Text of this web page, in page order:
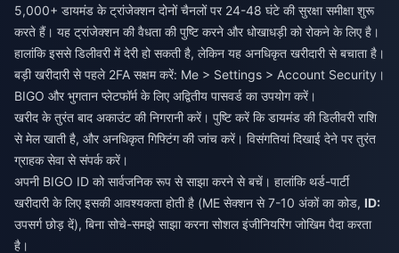
5,000+ डायमंड के ट्रांजेक्शन दोनों चैनलों पर 24-48 घंटे की सुरक्षा समीक्षा शुरू
करते हैं। यह ट्रांजेक्शन की वैधता की पुष्टि करने और धोखाधड़ी को रोकने के लिए है।
हालांकि इससे डिलीवरी में देरी हो सकती है, लेकिन यह अनधिकृत खरीदारी से बचाता है।
बड़ी खरीदारी से पहले 2FA सक्षम करें: Me > Settings > Account Security।
BIGO और भुगतान प्लेटफॉर्म के लिए अद्वितीय पासवर्ड का उपयोग करें।
खरीद के तुरंत बाद अकाउंट की निगरानी करें। पुष्टि करें कि डायमंड की डिलीवरी राशि
से मेल खाती है, और अनधिकृत गिफ्टिंग की जांच करें। विसंगतियां दिखाई देने पर तुरंत
ग्राहक सेवा से संपर्क करें।
अपनी BIGO ID को सार्वजनिक रूप से साझा करने से बचें। हालांकि थर्ड-पार्टी
खरीदारी के लिए इसकी आवश्यकता होती है (ME सेक्शन से 7-10 अंकों का कोड, ID:
उपसर्ग छोड़ दें), बिना सोचे-समझे साझा करना सोशल इंजीनियरिंग जोखिम पैदा करता
है।